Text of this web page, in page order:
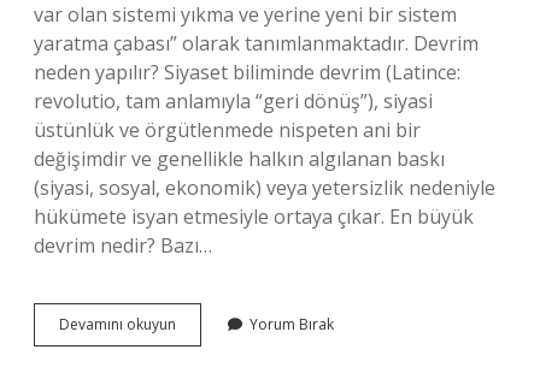
var olan sistemi yıkma ve yerine yeni bir sistem
yaratma çabası” olarak tanımlanmaktadır. Devrim
neden yapılır? Siyaset biliminde devrim (Latince:
revolutio, tam anlamıyla “geri dönüş”), siyasi
üstünlük ve örgütlenmede nispeten ani bir
değişimdir ve genellikle halkın algılanan baskı
(siyasi, sosyal, ekonomik) veya yetersizlik nedeniyle
hükümete isyan etmesiyle ortaya çıkar. En büyük
devrim nedir? Bazı…
Devamını okuyun Devrimlerin
Amacı
Yorum Bırak